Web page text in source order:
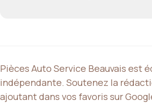
Pièces Auto Service Beauvais est
indépendante. Soutenez la
ajoutant dans vos favoris sur